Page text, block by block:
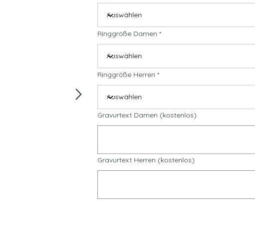
Ringgröße Damen
Ringgröße Herren
Gravurtext Damen (kostenlos)
Gravurtext Herren (kostenlos)